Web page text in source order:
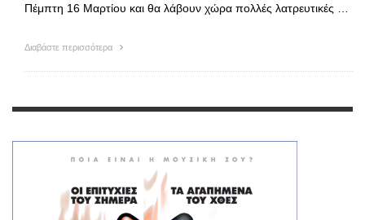
Πέμπτη 16 Μαρτίου και θα λάβουν χώρα πολλές λατρευτικές …
Διαβάστε περισσότερα